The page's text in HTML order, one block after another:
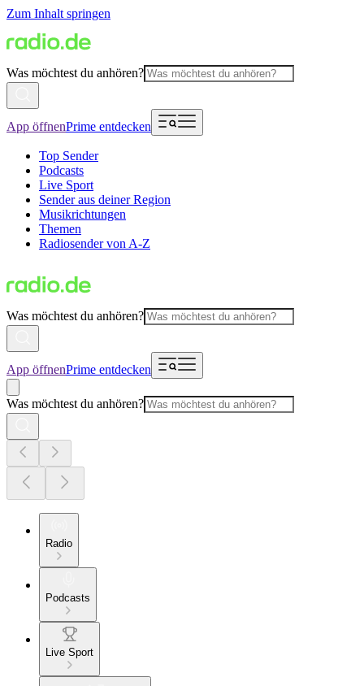
Zum Inhalt springen
Was möchtest du anhören?
App öffnenPrime entdecken
Top Sender
Podcasts
Live Sport
Sender aus deiner Region
Musikrichtungen
Themen
Radiosender von A-Z
Was möchtest du anhören?
App öffnenPrime entdecken
Was möchtest du anhören?
Radio
Podcasts
Live Sport